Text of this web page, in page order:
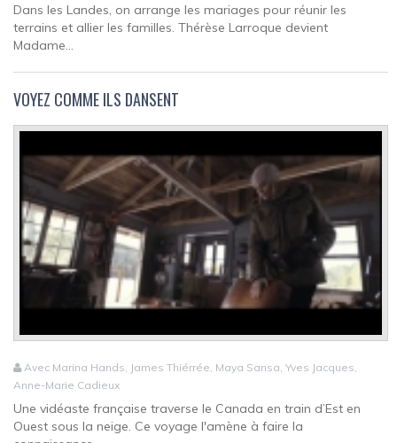
Dans les Landes, on arrange les mariages pour réunir les
terrains et allier les familles. Thérèse Larroque devient
Madame...
VOYEZ COMME ILS DANSENT
Avec Marina Hands, James Thiérrée, Maya Sansa, Yves Jacques,
Anne-Marie Cadieux
Une vidéaste française traverse le Canada en train d’Est en
Ouest sous la neige. Ce voyage l'amène à faire la